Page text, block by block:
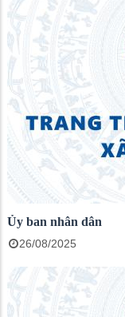
Ủy ban nhân dân
26/08/2025